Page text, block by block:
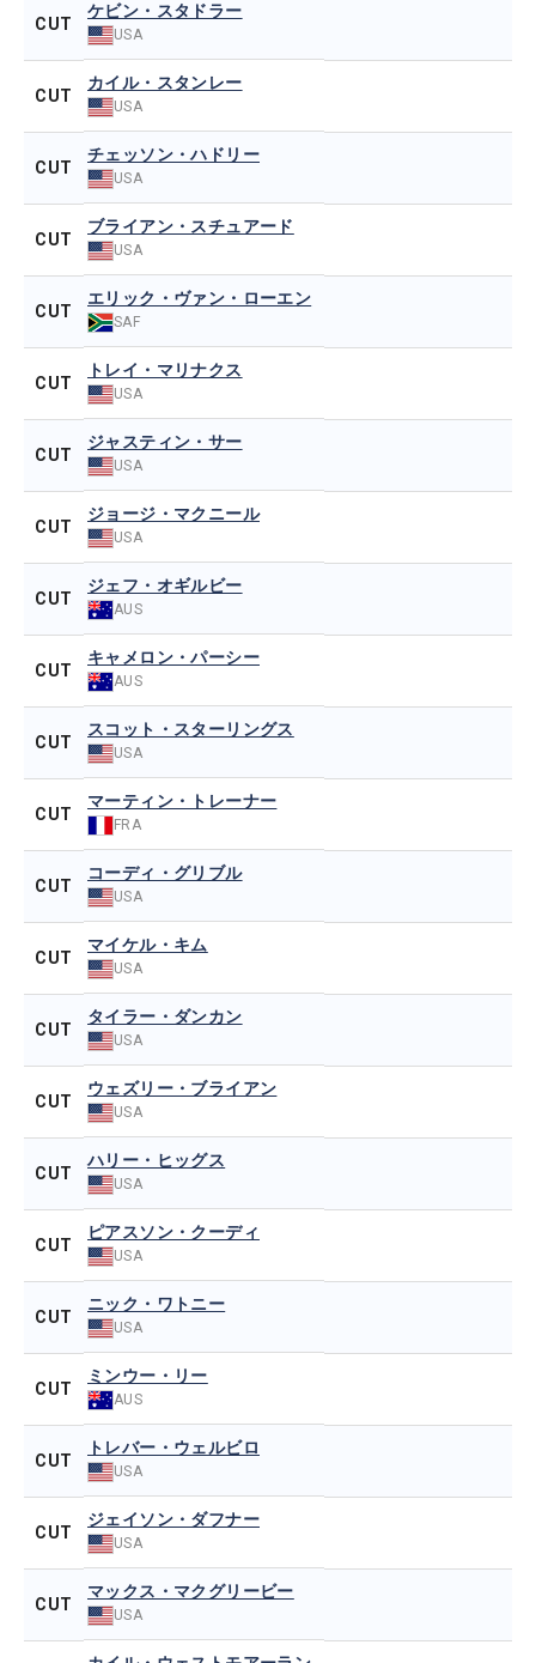
CUT
ケビン・スタドラー
USA
CUT
カイル・スタンレー
USA
CUT
チェッソン・ハドリー
USA
CUT
ブライアン・スチュアード
USA
CUT
エリック・ヴァン・ローエン
SAF
CUT
トレイ・マリナクス
USA
CUT
ジャスティン・サー
USA
CUT
ジョージ・マクニール
USA
CUT
ジェフ・オギルビー
AUS
CUT
キャメロン・パーシー
AUS
CUT
スコット・スターリングス
USA
CUT
マーティン・トレーナー
FRA
CUT
コーディ・グリブル
USA
CUT
マイケル・キム
USA
CUT
タイラー・ダンカン
USA
CUT
ウェズリー・ブライアン
USA
CUT
ハリー・ヒッグス
USA
CUT
ピアスソン・クーディ
USA
CUT
ニック・ワトニー
USA
CUT
ミンウー・リー
AUS
CUT
トレバー・ウェルビロ
USA
CUT
ジェイソン・ダフナー
USA
CUT
マックス・マクグリービー
USA